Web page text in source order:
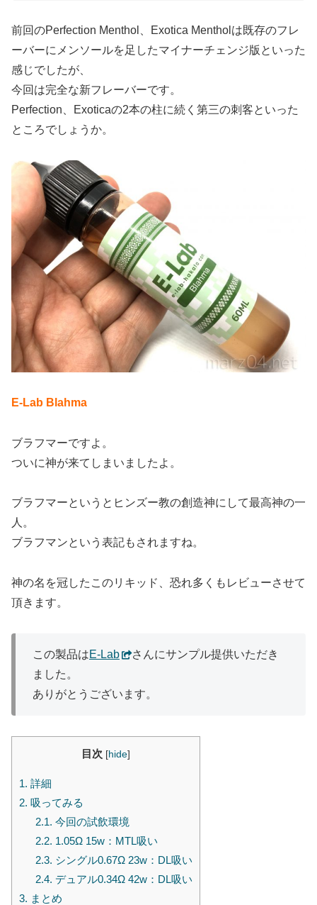
前回のPerfection Menthol、Exotica Mentholは既存のフレ
ーバーにメンソールを足したマイナーチェンジ版といった
感じでしたが、
今回は完全な新フレーバーです。
Perfection、Exoticaの2本の柱に続く第三の刺客といった
ところでしょうか。
E-Lab Blahma
ブラフマーですよ。
ついに神が来てしまいましたよ。
ブラフマーというとヒンズー教の創造神にして最高神の一
人。
ブラフマンという表記もされますね。
神の名を冠したこのリキッド、恐れ多くもレビューさせて
頂きます。
この製品はE-Lab
さんにサンプル提供いただき
ました。
ありがとうございます。
目次 [hide]
1. 詳細
2. 吸ってみる
2.1. 今回の試飲環境
2.2. 1.05Ω 15w：MTL吸い
2.3. シングル0.67Ω 23w：DL吸い
2.4. デュアル0.34Ω 42w：DL吸い
3. まとめ